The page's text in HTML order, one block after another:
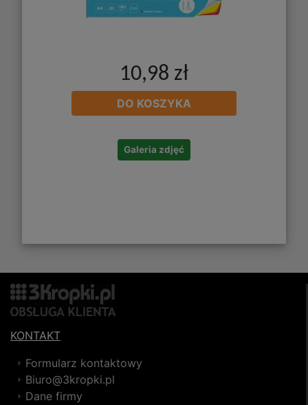
10,98 zł
DO KOSZYKA
Galeria zdjęć
KONTAKT
Formularz kontaktowy
Biuro@3kropki.pl
Dane firmy